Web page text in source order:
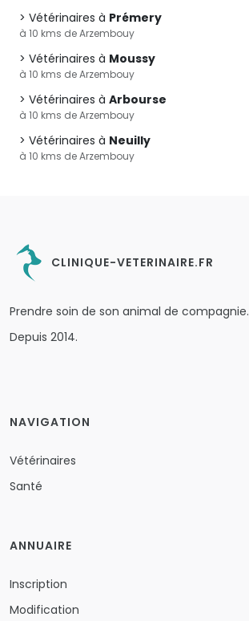
Vétérinaires à Prémery
à 10 kms de Arzembouy
Vétérinaires à Moussy
à 10 kms de Arzembouy
Vétérinaires à Arbourse
à 10 kms de Arzembouy
Vétérinaires à Neuilly
à 10 kms de Arzembouy
CLINIQUE-VETERINAIRE.FR
Prendre soin de son animal de compagnie.
Depuis 2014.
NAVIGATION
Vétérinaires
Santé
ANNUAIRE
Inscription
Modification